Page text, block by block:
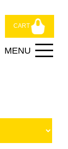
CART